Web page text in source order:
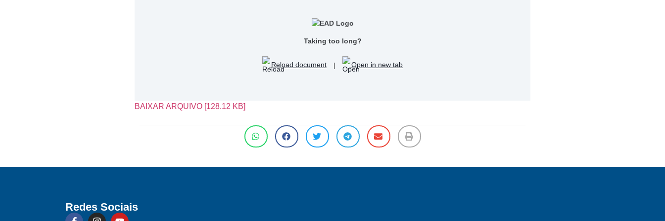
Taking too long?
Reload document | Open in new tab
BAIXAR ARQUIVO [128.12 KB]
Redes Sociais